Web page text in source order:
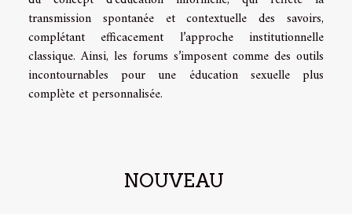
transmission spontanée et contextuelle des savoirs,
complétant efficacement l’approche institutionnelle
classique. Ainsi, les forums s’imposent comme des outils
incontournables pour une éducation sexuelle plus
complète et personnalisée.
NOUVEAU